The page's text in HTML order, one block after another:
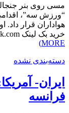
مسی روی بنر
“ورزش سه”،
هواداران قرار
خرید بک لینک behtarinbacklink.com دسامبر گفته…
MORE)
دسته‌بندی نشده
فرانسه